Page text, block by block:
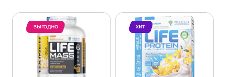
ВЫГОДНО ХИТ